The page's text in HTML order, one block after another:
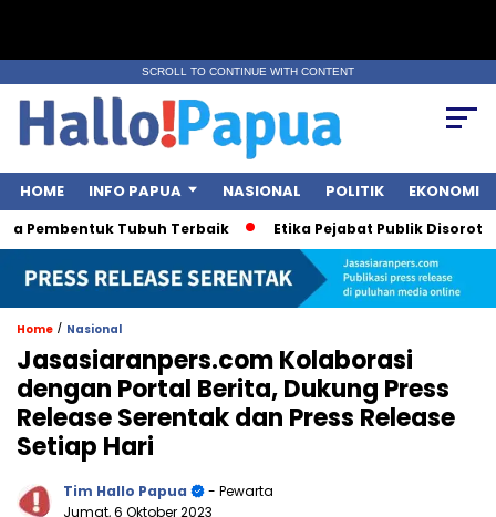
SCROLL TO CONTINUE WITH CONTENT
HOME INFO PAPUA NASIONAL POLITIK EKONOMI
Tubuh Terbaik Etika Pejabat Publik Disorot
Home / Nasional
Jasasiaranpers.com Kolaborasi
dengan Portal Berita, Dukung Press
Release Serentak dan Press Release
Setiap Hari
Tim Hallo Papua
- Pewarta
Jumat, 6 Oktober 2023